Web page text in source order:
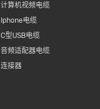
计算机视频电缆
Iphone电缆
C型USB电缆
音频适配器电缆
连接器